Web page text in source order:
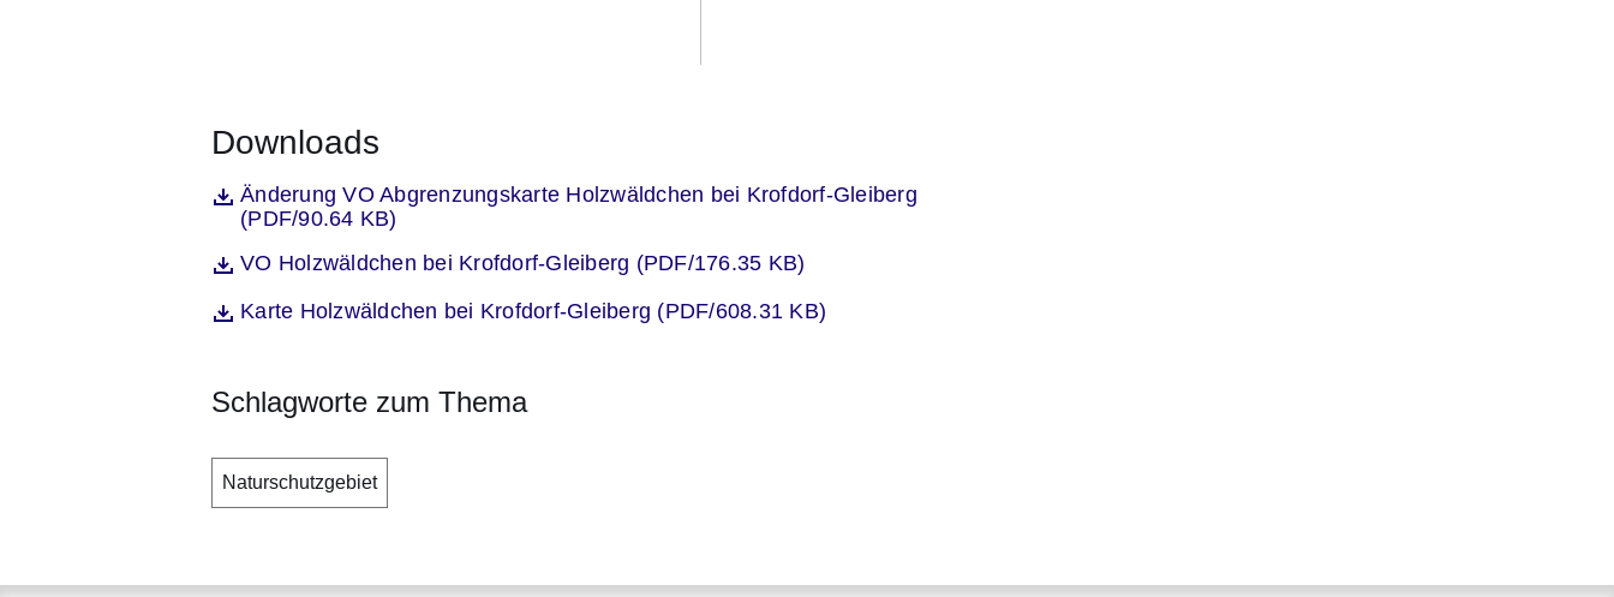
Downloads
DateiÄnderung VO Abgrenzungskarte Holzwäldchen bei Krofdorf-Gleiberg
(PDF/90.64 KB)
Öffnet sich in einem neuen Fenster
DateiVO Holzwäldchen bei Krofdorf-Gleiberg (PDF/176.35 KB)
Öffnet sich in einem neuen Fenster
DateiKarte Holzwäldchen bei Krofdorf-Gleiberg (PDF/608.31 KB)
Öffnet sich in einem neuen Fenster
Schlagworte zum Thema
Naturschutzgebiet